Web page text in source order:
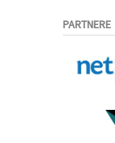
PARTNERE